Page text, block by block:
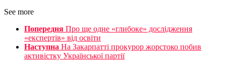
See more
Попередня Про ще одне «глибоке» дослідження
«експертів» від освіти
Наступна На Закарпатті прокурор жорстоко побив
активістку Української партії